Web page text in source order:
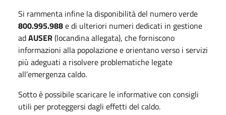
Si rammenta infine la disponibilità del numero verde
800.995.988e di ulteriori numeri dedicati in gestione
adAUSER(locandina allegata), che forniscono
informazioni alla popolazione e orientano verso i servizi
più adeguati a risolvere problematiche legate
all’emergenza caldo.
Sotto è possibile scaricare le informative con consigli
utili per proteggersi dagli effetti del caldo.